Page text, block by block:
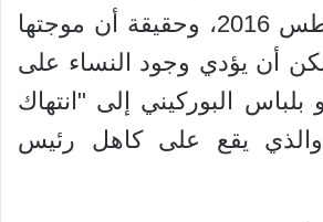
الـ 13 من أغسطس 2016، وحقيقة أن موجتها
أن يؤدي وجود النساء على
البوركيني إلى "انتهاك
والذي يقع على كاهل رئيس